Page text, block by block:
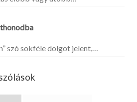
szó sokféle dolgot jelent,…